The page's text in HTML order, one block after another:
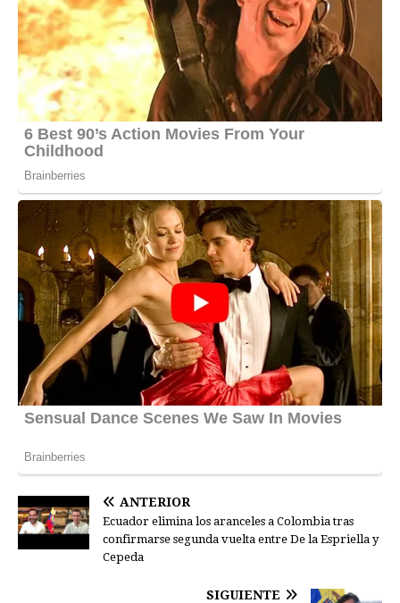
ANTERIOR
Ecuador elimina los aranceles a Colombia tras
confirmarse segunda vuelta entre De la Espriella y
Cepeda
SIGUIENTE